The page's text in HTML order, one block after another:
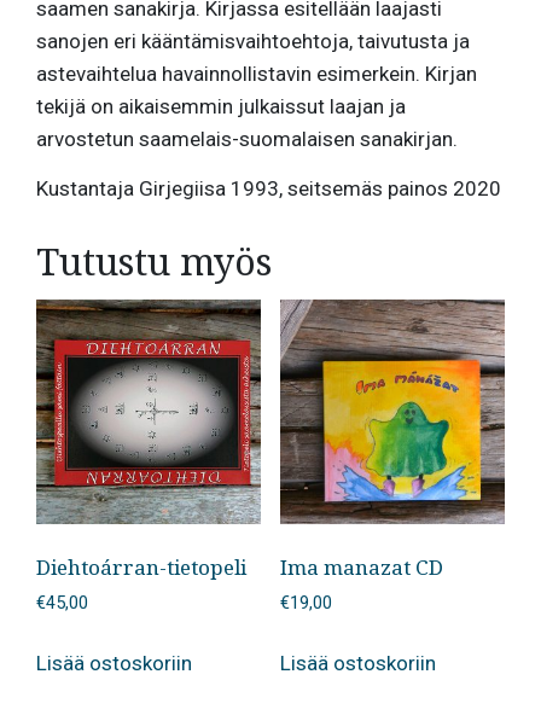
saamen sanakirja. Kirjassa esitellään laajasti
sanojen eri kääntämisvaihtoehtoja, taivutusta ja
astevaihtelua havainnollistavin esimerkein. Kirjan
tekijä on aikaisemmin julkaissut laajan ja
arvostetun saamelais-suomalaisen sanakirjan.
Kustantaja Girjegiisa 1993, seitsemäs painos 2020
Tutustu myös
Diehtoárran-tietopeli
€45,00
Lisää ostoskoriin
Ima manazat CD
€19,00
Lisää ostoskoriin